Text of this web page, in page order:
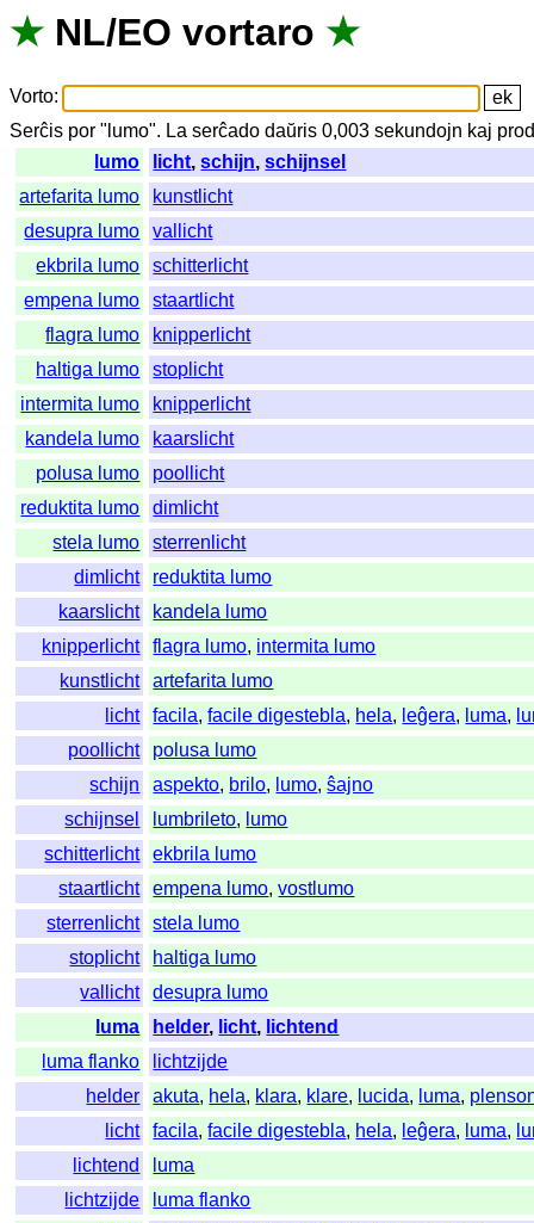
★ NL/EO vortaro ★
Vorto:
Serĉis por " lumo". La serĉado daŭris 0,003sekundojn kaj
lumo
licht,schijn,schijnsel
artefarita lumo
kunstlicht
desupra lumo
vallicht
ekbrila lumo
schitterlicht
empena lumo
staartlicht
flagra lumo
knipperlicht
haltiga lumo
stoplicht
intermita lumo
knipperlicht
kandela lumo
kaarslicht
polusa lumo
poollicht
reduktita lumo
dimlicht
stela lumo
sterrenlicht
dimlicht
reduktita lumo
kaarslicht
kandela lumo
knipperlicht
flagra lumo, intermita lumo
kunstlicht
artefarita lumo
licht
facila,facile digestebla, hela, leĝera, luma,
poollicht
polusa lumo
schijn
aspekto, brilo, lumo,ŝajno
schijnsel
lumbrileto, lumo
schitterlicht
ekbrila lumo
staartlicht
empena lumo,vostlumo
sterrenlicht
stela lumo
stoplicht
haltiga lumo
vallicht
desupra lumo
luma
helder, licht, lichtend
luma flanko
lichtzijde
helder
akuta, hela, klara, klare, lucida, luma,
licht
facila,facile digestebla, hela, leĝera, luma,
lichtend
luma
lichtzijde
luma flanko